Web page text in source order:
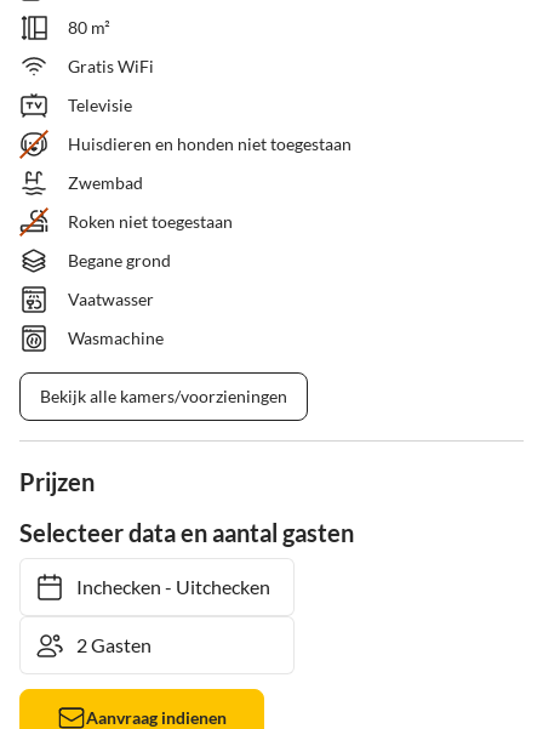
80 m²
Gratis WiFi
Televisie
Huisdieren en honden niet toegestaan
Zwembad
Roken niet toegestaan
Begane grond
Vaatwasser
Wasmachine
Bekijk alle kamers/voorzieningen
Prijzen
Selecteer data en aantal gasten
Inchecken- Uitchecken
Aanvraag indienen